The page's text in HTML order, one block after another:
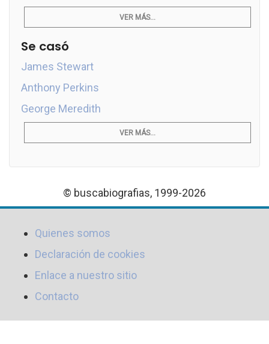
VER MÁS...
Se casó
James Stewart
Anthony Perkins
George Meredith
VER MÁS...
© buscabiografias, 1999-2026
Quienes somos
Declaración de cookies
Enlace a nuestro sitio
Contacto